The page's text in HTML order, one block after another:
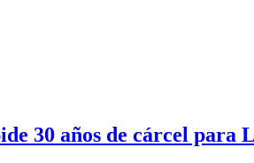
30 años de cárcel para